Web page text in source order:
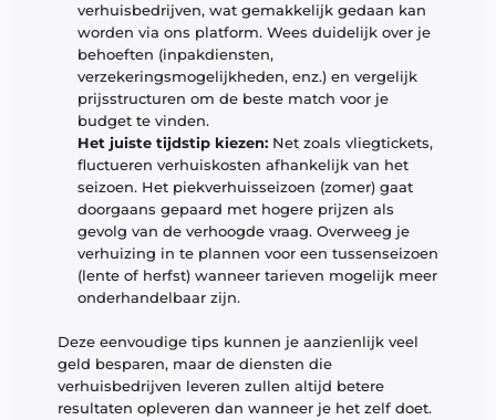
verhuisbedrijven, wat gemakkelijk gedaan kan
worden via ons platform. Wees duidelijk over je
behoeften (inpakdiensten,
verzekeringsmogelijkheden, enz.) en vergelijk
prijsstructuren om de beste match voor je
budget te vinden.
Het juiste tijdstip kiezen: Net zoals vliegtickets,
fluctueren verhuiskosten afhankelijk van het
seizoen. Het piekverhuisseizoen (zomer) gaat
doorgaans gepaard met hogere prijzen als
gevolg van de verhoogde vraag. Overweeg je
verhuizing in te plannen voor een tussenseizoen
(lente of herfst) wanneer tarieven mogelijk meer
onderhandelbaar zijn.
Deze eenvoudige tips kunnen je aanzienlijk veel
geld besparen, maar de diensten die
verhuisbedrijven leveren zullen altijd betere
resultaten opleveren dan wanneer je het zelf doet.